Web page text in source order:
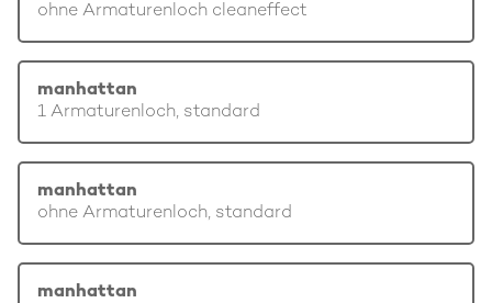
ohne Armaturenloch cleaneffect
manhattan
1 Armaturenloch, standard
manhattan
ohne Armaturenloch, standard
manhattan